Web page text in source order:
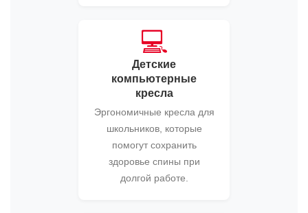
💻
Детские
компьютерные
кресла
Эргономичные кресла для
школьников, которые
помогут сохранить
здоровье спины при
долгой работе.